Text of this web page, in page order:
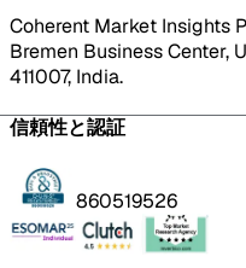
Coherent Market Insights
Bremen Business Center,
411007, India.
信頼性と認証
860519526